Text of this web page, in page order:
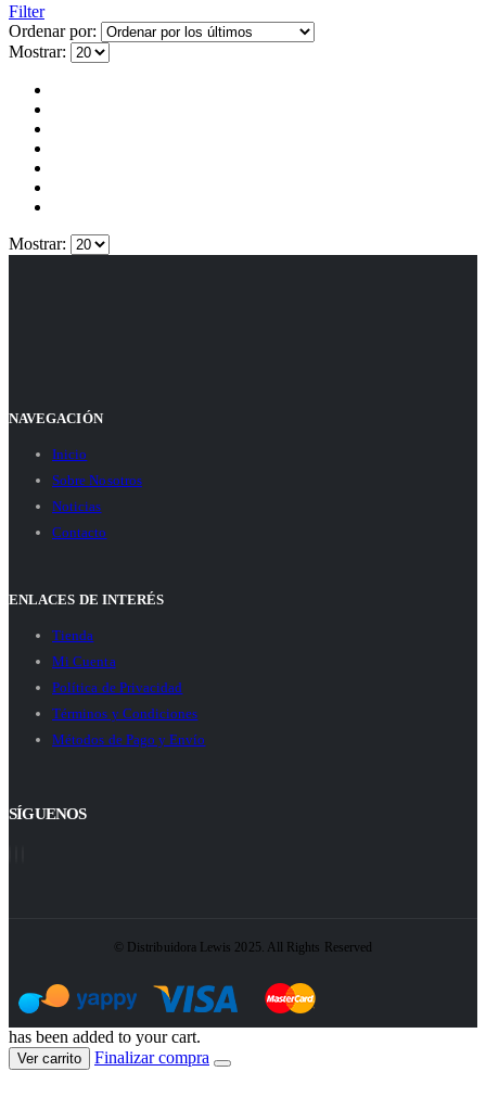
Filter
Ordenar por:
Mostrar:
Mostrar:
NAVEGACIÓN
Inicio
Sobre Nosotros
Noticias
Contacto
ENLACES DE INTERÉS
Tienda
Mi Cuenta
Política de Privacidad
Términos y Condiciones
Métodos de Pago y Envío
SÍGUENOS
© Distribuidora Lewis 2025. All Rights Reserved
has been added to your cart.
Ver carrito Finalizar compra